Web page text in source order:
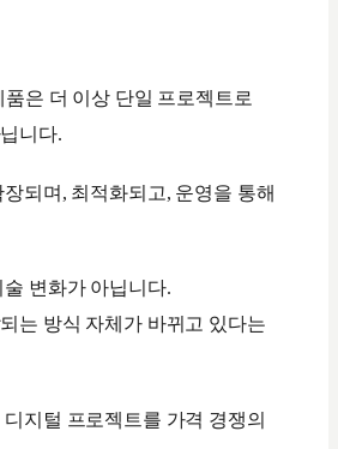
은 더 이상 단일 프로젝트로
니다.
되며, 최적화되고, 운영을 통해
변화가 아닙니다.
는 방식 자체가 바뀌고 있다는
지털 프로젝트를 가격 경쟁의